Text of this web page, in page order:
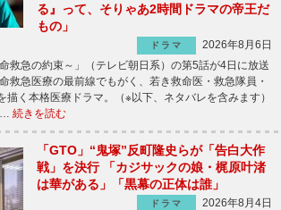
る』って、そりゃあ2時間ドラマの帝王だ
もの」
ドラマ
2026年8月6日
救急の約束～」（テレビ朝日系）の第5話が4日に放送
急医療の最前線でもがく、若き救命医・救急隊員・
描く本格医療ドラマ。（※以下、ネタバレを含みます）
… 続きを読む
「GTO」“鬼塚”反町隆史らが「告白大作
戦」を決行 「カジサックの娘・梶原叶渚
は華がある」「黒幕の正体は誰」
ドラマ
2026年8月4日